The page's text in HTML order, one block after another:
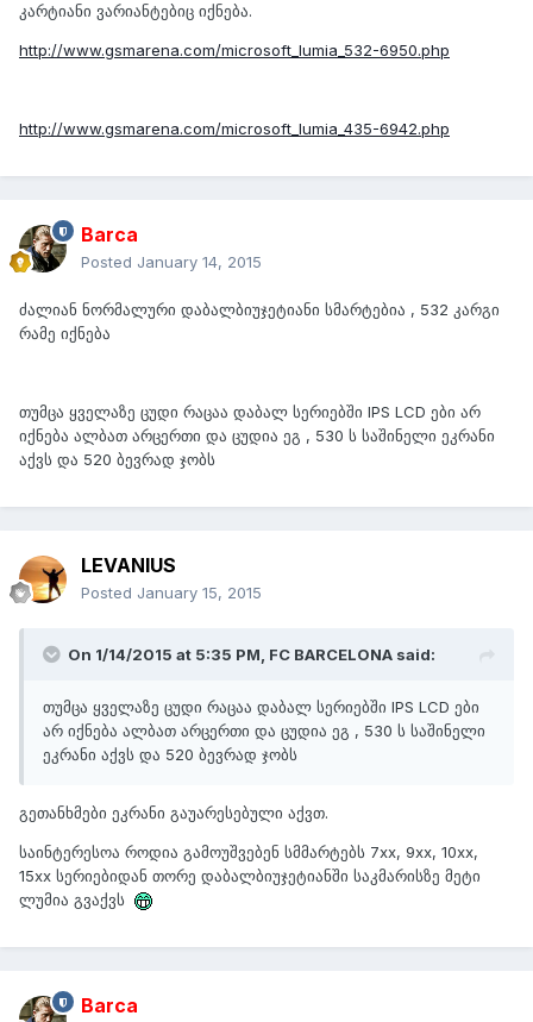
კარტიანი ვარიანტებიც იქნება.
http://www.gsmarena.com/microsoft_lumia_532-6950.php
http://www.gsmarena.com/microsoft_lumia_435-6942.php
Barca
Posted January 14, 2015
ძალიან ნორმალური დაბალბიუჯეტიანი სმარტებია , 532 კარგი
რამე იქნება
თუმცა ყველაზე ცუდი რაცაა დაბალ სერიებში IPS LCD ები არ
იქნება ალბათ არცერთი და ცუდია ეგ , 530 ს საშინელი ეკრანი
აქვს და 520 ბევრად ჯობს
LEVANIUS
Posted January 15, 2015
On 1/14/2015 at 5:35 PM, FC BARCELONA said:
თუმცა ყველაზე ცუდი რაცაა დაბალ სერიებში IPS LCD ები
არ იქნება ალბათ არცერთი და ცუდია ეგ , 530 ს საშინელი
ეკრანი აქვს და 520 ბევრად ჯობს
გეთანხმები ეკრანი გაუარესებული აქვთ.
საინტერესოა როდია გამოუშვებენ სმმარტებს 7xx, 9xx, 10xx,
15xx სერიებიდან თორე დაბალბიუჯეტიანში საკმარისზე მეტი
ლუმია გვაქვს
Barca